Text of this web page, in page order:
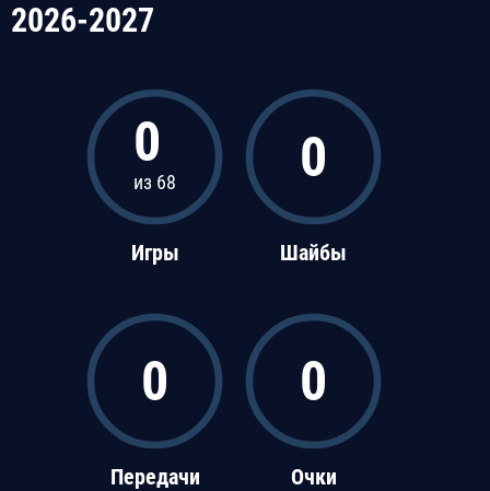
2026-2027
0
из 68
Игры
0
Шайбы
0
Передачи
0
Очки